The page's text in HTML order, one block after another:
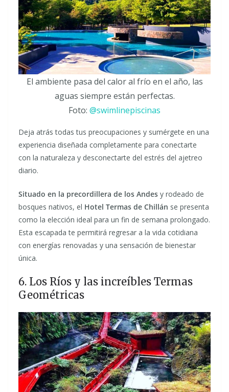
El ambiente pasa del calor al frío en el año, las
aguas siempre están perfectas.
Foto: @swimlinepiscinas
Deja atrás todas tus preocupaciones y sumérgete en una
experiencia diseñada completamente para conectarte
con la naturaleza y desconectarte del estrés del ajetreo
diario.
Situado en la precordillera de los Andes y rodeado de
bosques nativos, el Hotel Termas de Chillán se presenta
como la elección ideal para un fin de semana prolongado.
Esta escapada te permitirá regresar a la vida cotidiana
con energías renovadas y una sensación de bienestar
única.
6. Los Ríos y las increíbles Termas
Geométricas